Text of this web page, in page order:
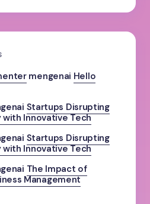
mengenai Hello
Startups Disrupting
Innovative Tech
Startups Disrupting
Innovative Tech
The Impact of
Management